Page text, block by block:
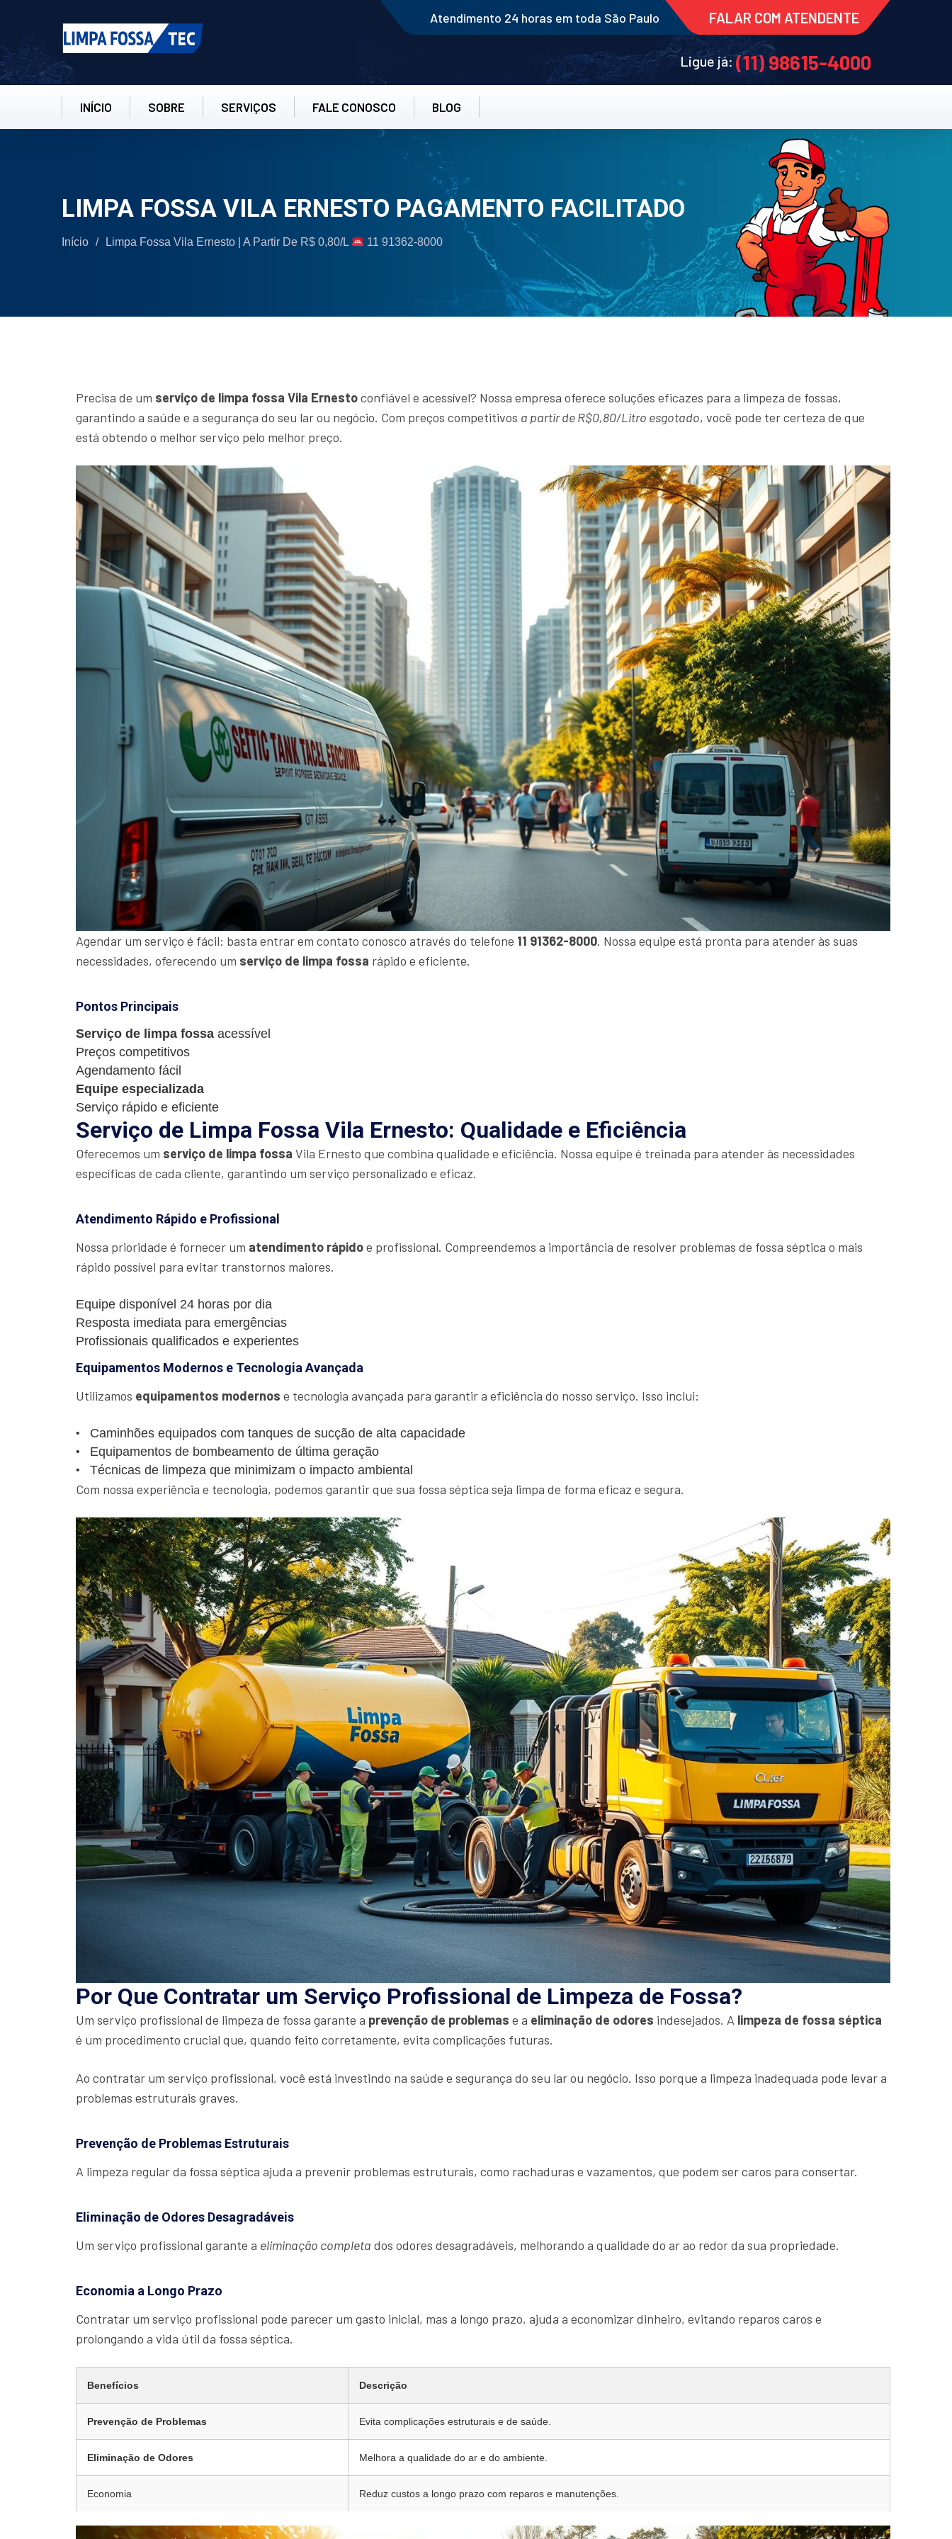
Atendimento 24 horas em toda São Paulo FALAR COM ATENDENTE
Ligue já:(11) 98615-4000
INÍCIO SOBRE SERVIÇOS FALE CONOSCO BLOG
LIMPA FOSSA VILA ERNESTO PAGAMENTO FACILITADO
Início / Limpa Fossa Vila Ernesto | A Partir De R$ 0,80/L 11 91362-8000
Precisa de um serviço de limpa fossa Vila Ernestoconfiável e acessível? Nossa empresa oferece soluções eficazes para a limpeza de fossas,
garantindo a saúde e a segurança do seu lar ou negócio. Com preços competitivos a partir de R$0,80/Litro esgotado, você pode ter certeza de que
está obtendo o melhor serviço pelo melhor preço.
Agendar um serviço é fácil: basta entrar em contato conosco através do telefone 11 91362-8000. Nossa equipe está pronta para atender às suas
necessidades, oferecendo um serviço de limpa fossa rápido e eficiente.
Pontos Principais
Serviço de limpa fossa acessível
Preços competitivos
Agendamento fácil
Equipe especializada
Serviço rápido e eficiente
Serviço de Limpa Fossa Vila Ernesto: Qualidade e Eficiência
Oferecemos um serviço de limpa fossa Vila Ernesto que combina qualidade e eficiência. Nossa equipe é treinada para atender às necessidades
específicas de cada cliente, garantindo um serviço personalizado e eficaz.
Atendimento Rápido e Profissional
Nossa prioridade é fornecer um atendimento rápidoe profissional. Compreendemos a importância de resolver problemas de fossa séptica o mais
rápido possível para evitar transtornos maiores.
Equipe disponível 24 horas por dia
Resposta imediata para emergências
Profissionais qualificados e experientes
Equipamentos Modernos e Tecnologia Avançada
Utilizamos equipamentos modernos e tecnologia avançada para garantir a eficiência do nosso serviço. Isso inclui:
Caminhões equipados com tanques de sucção de alta capacidade
Equipamentos de bombeamento de última geração
Técnicas de limpeza que minimizam o impacto ambiental
Com nossa experiência e tecnologia, podemos garantir que sua fossa séptica seja limpa de forma eficaz e segura.
Por Que Contratar um Serviço Profissional de Limpeza de Fossa?
Um serviço profissional de limpeza de fossa garante a prevenção de problemas e a eliminação de odores indesejados. A limpeza de fossa séptica
é um procedimento crucial que, quando feito corretamente, evita complicações futuras.
Ao contratar um serviço profissional, você está investindo na saúde e segurança do seu lar ou negócio. Isso porque a limpeza inadequada pode levar a
problemas estruturais graves.
Prevenção de Problemas Estruturais
A limpeza regular da fossa séptica ajuda a prevenir problemas estruturais, como rachaduras e vazamentos, que podem ser caros para consertar.
Eliminação de Odores Desagradáveis
Um serviço profissional garante a eliminação completa dos odores desagradáveis, melhorando a qualidade do ar ao redor da sua propriedade.
Economia a Longo Prazo
Contratar um serviço profissional pode parecer um gasto inicial, mas a longo prazo, ajuda a economizar dinheiro, evitando reparos caros e
prolongando a vida útil da fossa séptica.
Benefícios Descrição
Prevenção de Problemas Evita complicações estruturais e de saúde.
Eliminação de Odores Melhora a qualidade do ar e do ambiente.
Economia Reduz custos a longo prazo com reparos e manutenções.